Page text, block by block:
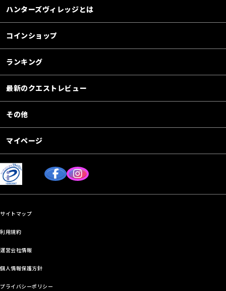
ハンターズヴィレッジとは
コインショップ
ランキング
最新のクエストレビュー
その他
マイページ
サイトマップ
利用規約
運営会社情報
個人情報保護方針
プライバシーポリシー